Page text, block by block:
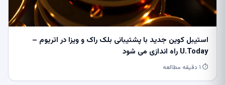
استیبل کوین جدید با پشتیبانی بلک راک و ویزا در اتریوم –
U.Today راه اندازی می شود
⏱ ۱ دقیقه مطالعه